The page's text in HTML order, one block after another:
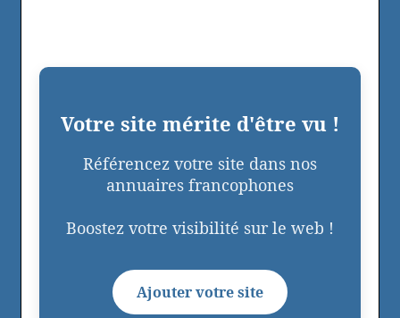
Votre site mérite d'être vu !
Référencez votre site dans nos
annuaires francophones
Boostez votre visibilité sur le web !
Ajouter votre site